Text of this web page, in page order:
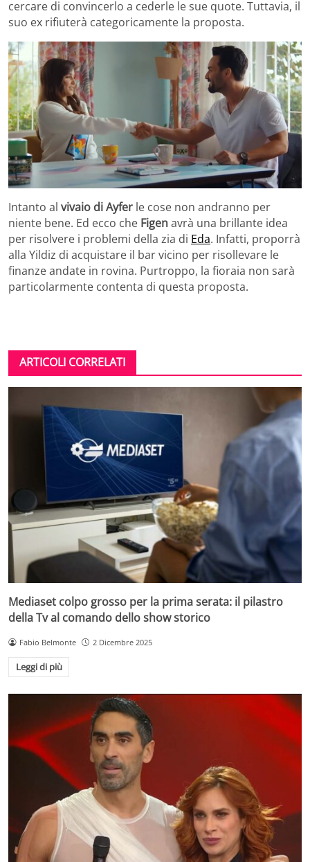
cercare di convincerlo a cederle le sue quote. Tuttavia, il
suo ex rifiuterà categoricamente la proposta.
Intanto al vivaio di Ayfer le cose non andranno per
niente bene. Ed ecco che Figenavrà una brillante idea
per risolvere i problemi della zia di Eda. Infatti, proporrà
alla Yildiz di acquistare il bar vicino per risollevare le
finanze andate in rovina. Purtroppo, la fioraia non sarà
particolarmente contenta di questa proposta.
ARTICOLI CORRELATI
Mediaset colpo grosso per la prima serata: il pilastro
della Tv al comando dello show storico
Fabio Belmonte 2 Dicembre 2025
Leggi di più